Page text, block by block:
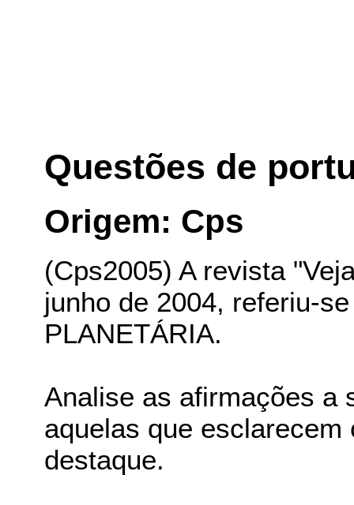
Questões de
Origem: Cps
(Cps2005) A revista
junho de 2004, referiu-
PLANETÁRIA.
Analise as afirmações a
aquelas que
destaque.